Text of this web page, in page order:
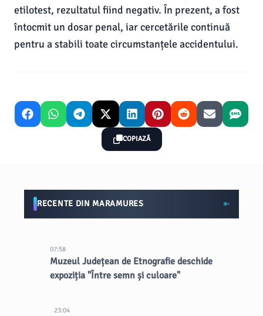
etilotest, rezultatul fiind negativ. În prezent, a fost
întocmit un dosar penal, iar cercetările continuă
pentru a stabili toate circumstanțele accidentului.
COPIAZĂ
RECENTE DIN MARAMURES
07:58
Muzeul Județean de Etnografie deschide
expoziția "Între semn și culoare"
23:04